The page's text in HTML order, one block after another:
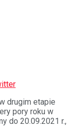
drugim etapie
pory roku w
do 20.09.2021 r.,